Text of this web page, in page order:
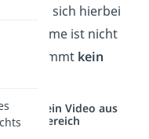
es sich hierbei
Annahme ist nicht
kommt kein
Hier ein Video aus
Bereich